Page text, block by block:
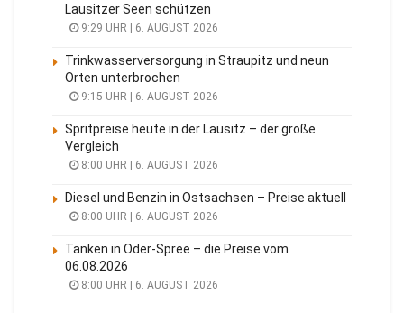
Lausitzer Seen schützen
9:29 UHR | 6. AUGUST 2026
Trinkwasserversorgung in Straupitz und neun
Orten unterbrochen
9:15 UHR | 6. AUGUST 2026
Spritpreise heute in der Lausitz – der große
Vergleich
8:00 UHR | 6. AUGUST 2026
Diesel und Benzin in Ostsachsen – Preise aktuell
8:00 UHR | 6. AUGUST 2026
Tanken in Oder-Spree – die Preise vom
06.08.2026
8:00 UHR | 6. AUGUST 2026